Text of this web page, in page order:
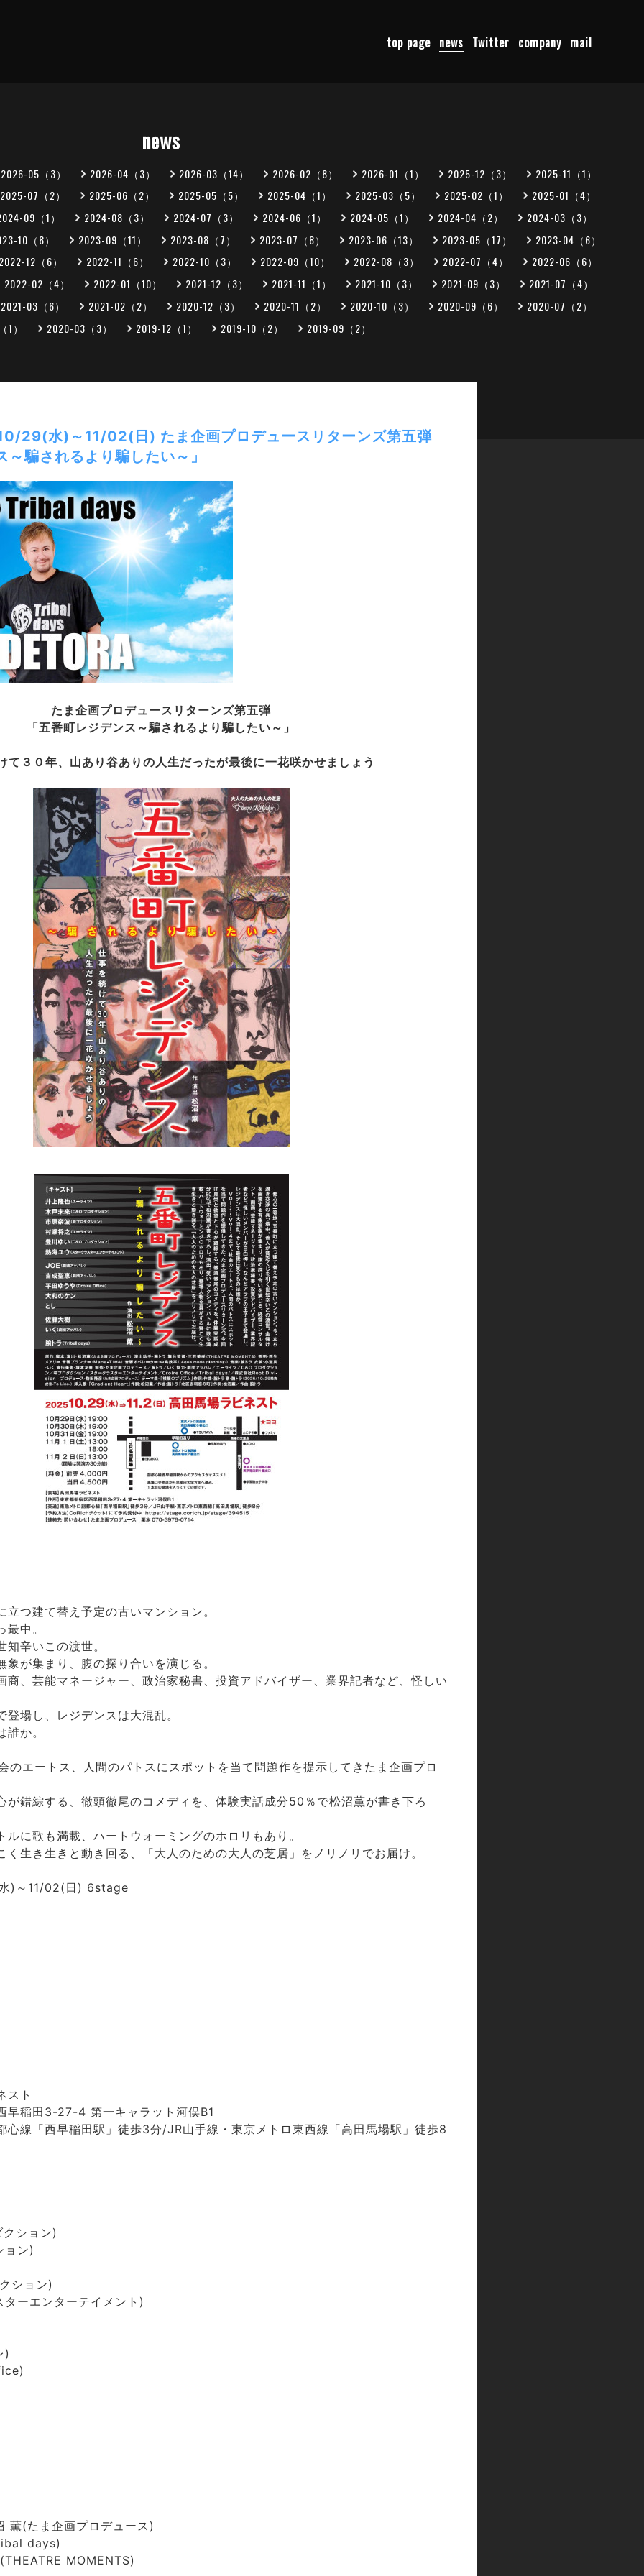
top page news Twitter company mail
news
2026-05（3） 2026-04（3） 2026-03（14） 2026-02（8） 2026-01（1） 2025-12（3）
2025-11（1）
2025-07（2）
2025-06（2） 2025-05（5） 2025-04（1） 2025-03（5） 2025-02（1）
2025-01（4）
09（1）
2024-08（3） 2024-07（3） 2024-06（1） 2024-05（1） 2024-04（2）
2024-03（3）
10（8）
2023-09（11） 2023-08（7） 2023-07（8） 2023-06（13） 2023-05（17）
2023-04（6）
12（6）
2022-11（6） 2022-10（3） 2022-09（10） 2022-08（3） 2022-07（4）
2022-06（6）
2022-02（4）
2022-01（10） 2021-12（3） 2021-11（1） 2021-10（3） 2021-09（3）
2021-07（4）
2021-03（6）
2021-02（2） 2020-12（3） 2020-11（2） 2020-10（3） 2020-09（6）
2020-07（2）
）
2020-03（3） 2019-12（1） 2019-10（2） 2019-09（2）
29(水)～11/02(日) たま企画プロデュースリターンズ第五弾
騙されるより騙したい～」
たま企画プロデュースリターンズ第五弾
「五番町レジデンス～騙されるより騙したい～」
て３０年、山あり谷ありの人生だったが最後に一花咲かせましょう
つ建て替え予定の古いマンション。
中。
辛いこの渡世。
が集まり、腹の探り合いを演じる。
商、芸能マネージャー、政治家秘書、投資アドバイザー、業界記者など、怪しい
場し、レジデンスは大混乱。
か。
のエートス、人間のパトスにスポットを当て問題作を提示してきたま企画プロ
が錯綜する、徹頭徹尾のコメディを、体験実話成分50％で松沼薫が書き下ろ
ルに歌も満載、ハートウォーミングのホロリもあり。
く生き生きと動き回る、「大人のための大人の芝居」をノリノリでお届け。
)～11/02(日) 6stage
スト
早稲田3-27-4 第一キャラット河俣B1
心線「西早稲田駅」徒歩3分/JR山手線・東京メトロ東西線「高田馬場駅」徒歩8
ション)
ョン)
ション)
ーエンターテイメント)
)
薫(たま企画プロデュース)
days)
MOMENTS)